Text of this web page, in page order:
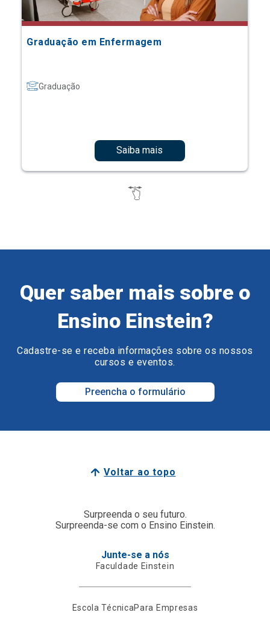
Graduação em Enfermagem
Graduação
Saiba mais
Quer saber mais sobre o
Ensino Einstein?
Cadastre-se e receba informações sobre os nossos
cursos e eventos.
Preencha o formulário
Voltar ao topo
Surpreenda o seu futuro.
Surpreenda-se com o Ensino Einstein.
Junte-se a nós
Faculdade Einstein
Escola TécnicaPara Empresas